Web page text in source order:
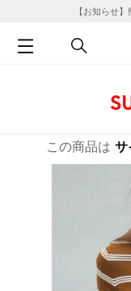
【お知らせ
この商品は サ